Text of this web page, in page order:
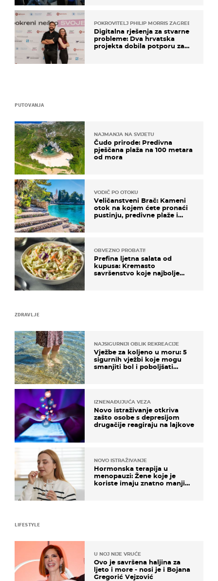
ZDRAVLJE
NAJSIGURNIJI OBLIK REKREACIJE
Vježbe za koljeno u moru: 5
sigurnih vježbi koje mogu
smanjiti bol i poboljšati
IZNENAĐUJUĆA VEZA
Novo istraživanje otkriva
zašto osobe s depresijom
drugačije reagiraju na lajkove
NOVO ISTRAŽIVANJE
Hormonska terapija u
menopauzi: Žene koje je
koriste imaju znatno manji
PUTOVANJA
NAJMANJA NA SVIJETU
Čudo prirode: Predivna
pješčana plaža na 100 metara
od mora
VODIČ PO OTOKU
Veličanstveni Brač: Kameni
otok na kojem ćete pronaći
pustinju, predivne plaže i
OBVEZNO PROBATI!
Prefina ljetna salata od
kupusa: Kremasto
savršenstvo koje najbolje
POKROVITELJ PHILIP MORRIS ZAGREB
Digitalna rješenja za stvarne
probleme: Dva hrvatska
projekta dobila potporu za
LIFESTYLE
U NOJ NIJE VRUĆE
Ovo je savršena haljina za
ljeto i more - nosi je i Bojana
Gregorić Vejzović